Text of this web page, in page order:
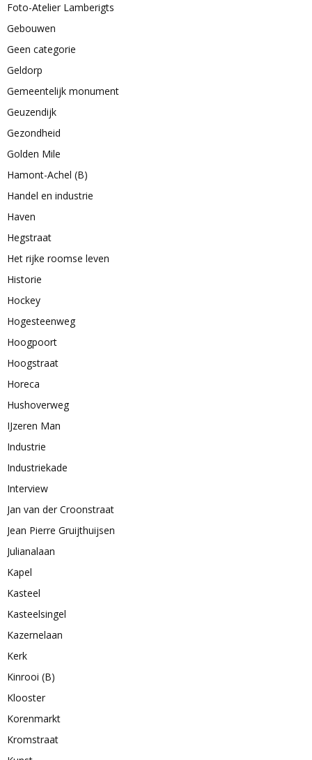
Foto-Atelier Lamberigts
Gebouwen
Geen categorie
Geldorp
Gemeentelijk monument
Geuzendijk
Gezondheid
Golden Mile
Hamont-Achel (B)
Handel en industrie
Haven
Hegstraat
Het rijke roomse leven
Historie
Hockey
Hogesteenweg
Hoogpoort
Hoogstraat
Horeca
Hushoverweg
IJzeren Man
Industrie
Industriekade
Interview
Jan van der Croonstraat
Jean Pierre Gruijthuijsen
Julianalaan
Kapel
Kasteel
Kasteelsingel
Kazernelaan
Kerk
Kinrooi (B)
Klooster
Korenmarkt
Kromstraat